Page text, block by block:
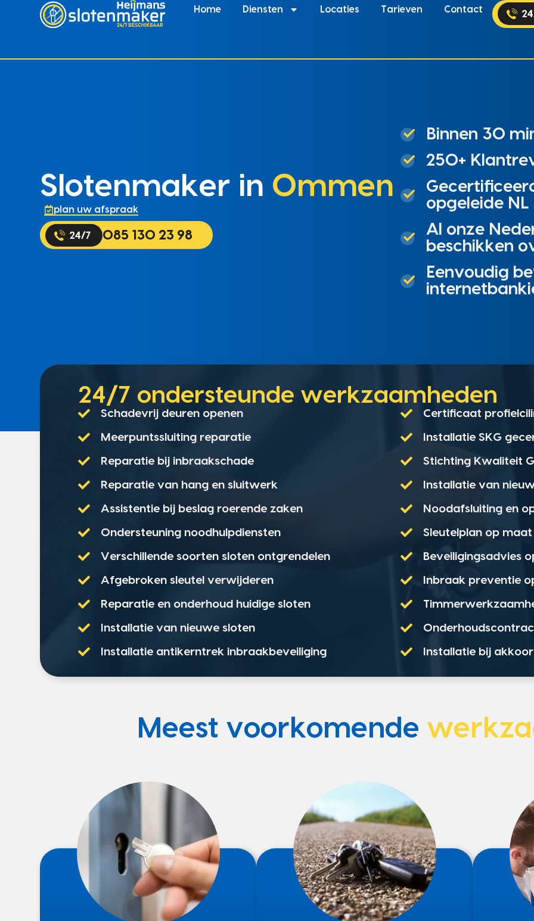
Home Diensten Locaties Tarieven Contact
Slotenmaker in Ommen
plan uw afspraak
085 130 23 98
Binnen 30
250+
opgeleide
Al onze
beschikken
Eenvoudig
24/7 ondersteunde werkzaamheden
Schadevrij deuren openen
Meerpuntssluiting reparatie
Reparatie bij inbraakschade
Reparatie van hang en sluitwerk
Assistentie bij beslag roerende zaken
Ondersteuning noodhulpdiensten
Verschillende soorten sloten ontgrendelen
Afgebroken sleutel verwijderen
Reparatie en onderhoud huidige sloten
Installatie van nieuwe sloten
Installatie antikerntrek inbraakbeveiliging
Certificaat
Installatie SKG
Stichting Kwaliteit
Installatie van
Noodafsluiting en
Sleutelplan op maat
Beveiligingsadvies
Inbraak preventie
Installatie bij
Meest voorkomende